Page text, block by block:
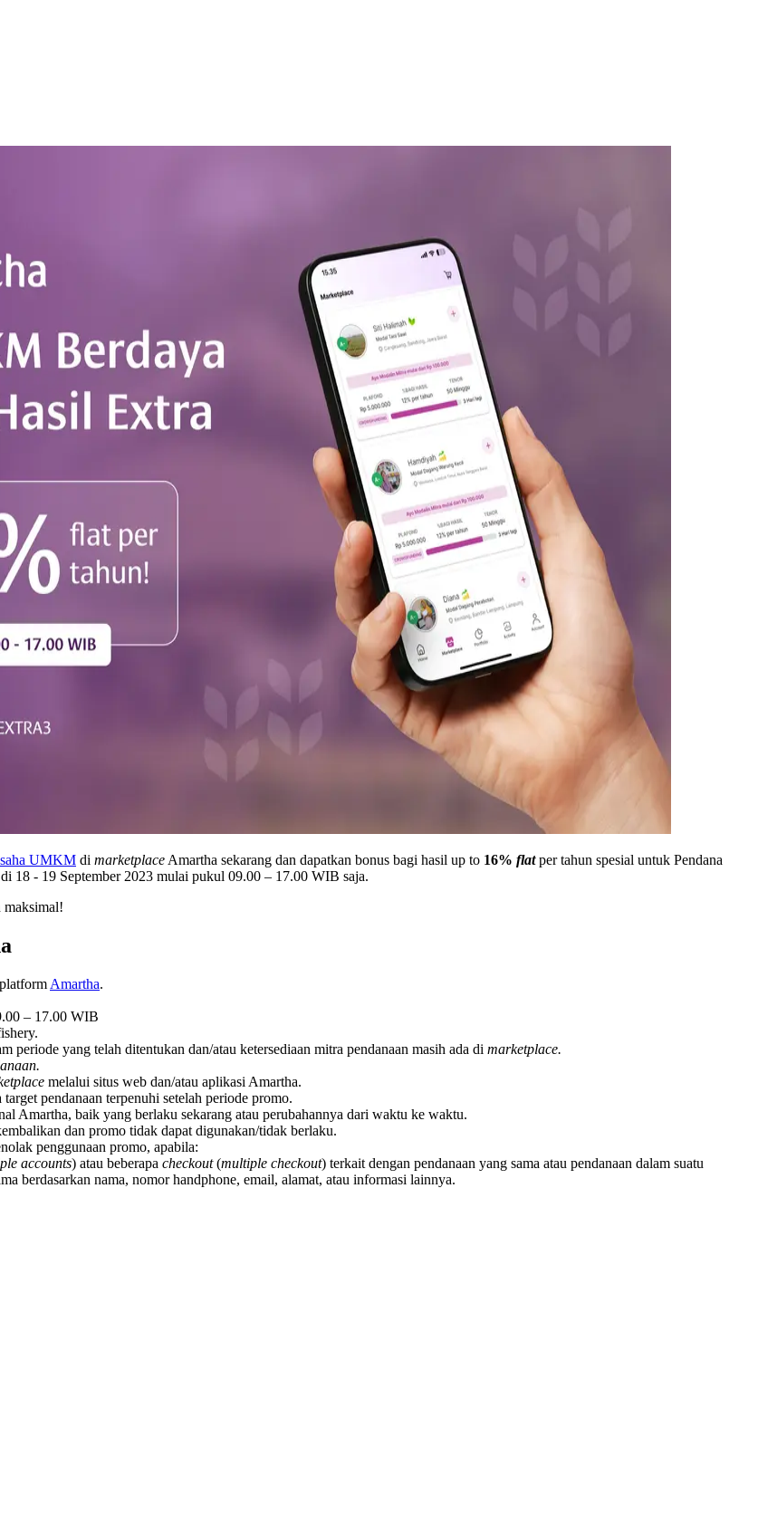
UMKM di marketplaceAmartha sekarang dan dapatkan bonus bagi hasil up to 16% flat per tahun spesial untuk Pendana
18 - 19 September 2023 mulai pukul 09.00 – 17.00 WIB saja.
maksimal!
Amartha.
– 17.00 WIB
periode yang telah ditentukan dan/atau ketersediaan mitra pendanaan masih ada di marketplace.
melalui situs web dan/atau aplikasi Amartha.
target pendanaan terpenuhi setelah periode promo.
Amartha, baik yang berlaku sekarang atau perubahannya dari waktu ke waktu.
dan promo tidak dapat digunakan/tidak berlaku.
penggunaan promo, apabila:
accounts) atau beberapa checkout(multiple checkout) terkait dengan pendanaan yang sama atau pendanaan dalam suatu
berdasarkan nama, nomor handphone, email, alamat, atau informasi lainnya.